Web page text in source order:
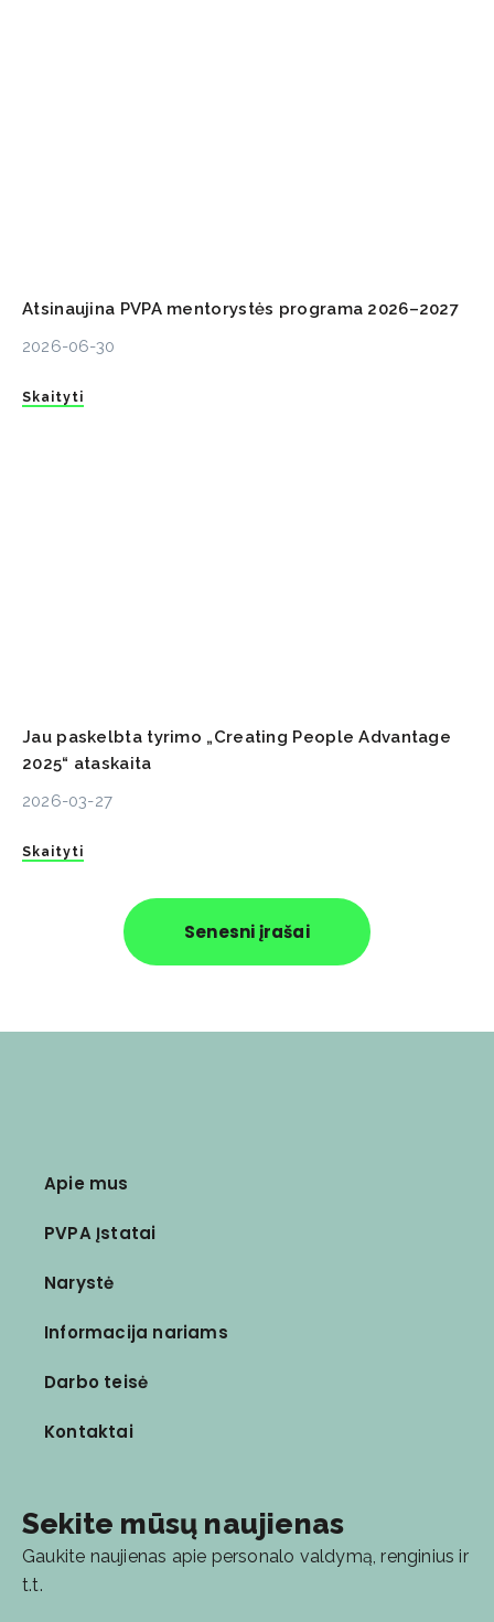
Atsinaujina PVPA mentorystės programa 2026–2027
2026-06-30
Skaityti
Jau paskelbta tyrimo „Creating People Advantage
2025“ ataskaita
2026-03-27
Skaityti
Senesni įrašai
Apie mus
PVPA Įstatai
Narystė
Informacija nariams
Darbo teisė
Kontaktai
Sekite mūsų naujienas
Gaukite naujienas apie personalo valdymą, renginius ir
t.t.